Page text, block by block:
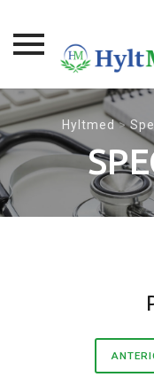
Skip
to
content
Hyltmed>